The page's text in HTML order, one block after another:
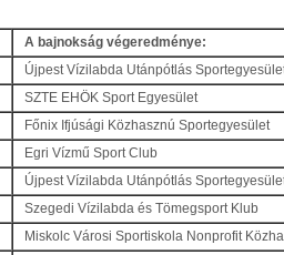
A bajnokság végeredménye:
Újpest Vízilabda Utánpótlás
SZTE EHÖK Sport Egyesület
Főnix Ifjúsági Közhasznú Sportegyesület
Egri Vízmű Sport Club
Újpest Vízilabda Utánpótlás
Szegedi Vízilabda és Tömegsport Klub
Miskolc Városi Sportiskola Nonprofit